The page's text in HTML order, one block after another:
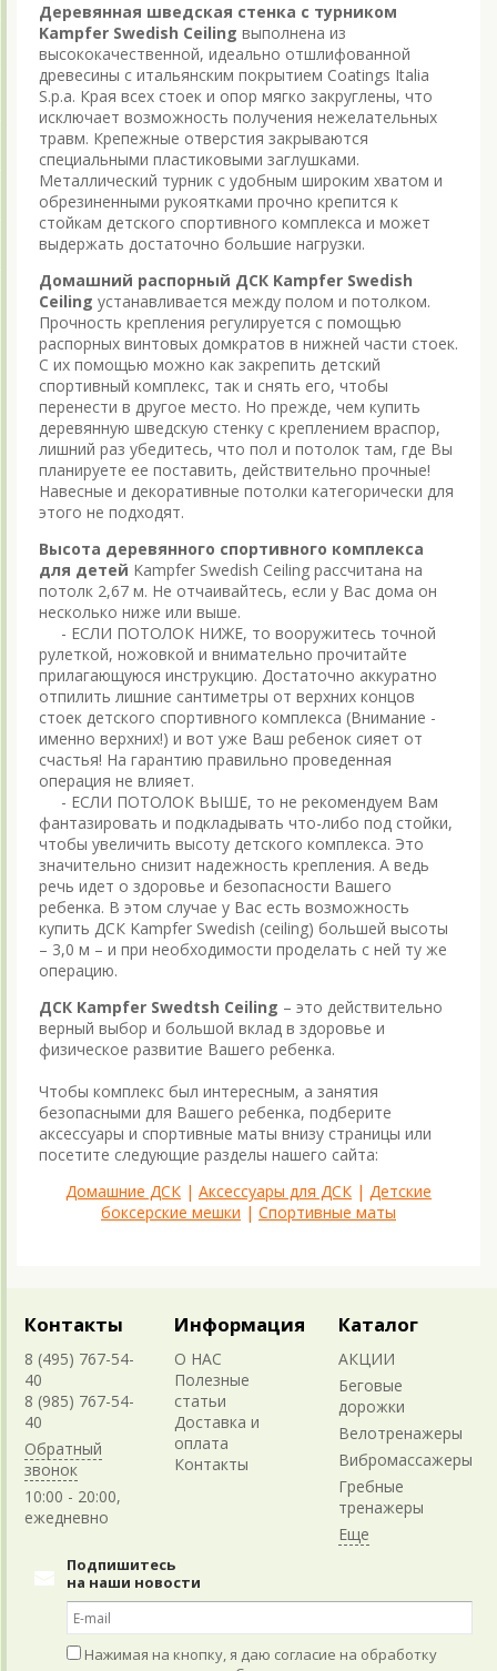
Деревянная шведская стенка с турником
Kampfer Swedish Ceiling выполнена из
высококачественной, идеально отшлифованной
древесины с итальянским покрытием Coatings Italia
S.p.a. Края всех стоек и опор мягко закруглены, что
исключает возможность получения нежелательных
травм. Крепежные отверстия закрываются
специальными пластиковыми заглушками.
Металлический турник с удобным широким хватом и
обрезиненными рукоятками прочно крепится к
стойкам детского спортивного комплекса и может
выдержать достаточно большие нагрузки.
Домашний распорный ДСК Kampfer Swedish
Ceiling устанавливается между полом и потолком.
Прочность крепления регулируется с помощью
распорных винтовых домкратов в нижней части стоек.
С их помощью можно как закрепить детский
спортивный комплекс, так и снять его, чтобы
перенести в другое место. Но прежде, чем купить
деревянную шведскую стенку с креплением враспор,
лишний раз убедитесь, что пол и потолок там, где Вы
планируете ее поставить, действительно прочные!
Навесные и декоративные потолки категорически для
этого не подходят.
Высота деревянного спортивного комплекса
для детей Kampfer Swedish Ceiling рассчитана на
потолк 2,67 м. Не отчаивайтесь, если у Вас дома он
несколько ниже или выше.
- ЕСЛИ ПОТОЛОК НИЖЕ, то вооружитесь точной
рулеткой, ножовкой и внимательно прочитайте
прилагающуюся инструкцию. Достаточно аккуратно
отпилить лишние сантиметры от верхних концов
стоек детского спортивного комплекса (Внимание -
именно верхних!) и вот уже Ваш ребенок сияет от
счастья! На гарантию правильно проведенная
операция не влияет.
- ЕСЛИ ПОТОЛОК ВЫШЕ, то не рекомендуем Вам
фантазировать и подкладывать что-либо под стойки,
чтобы увеличить высоту детского комплекса. Это
значительно снизит надежность крепления. А ведь
речь идет о здоровье и безопасности Вашего
ребенка. В этом случае у Вас есть возможность
купить ДСК Kampfer Swedish (ceiling) большей высоты
– 3,0 м – и при необходимости проделать с ней ту же
операцию.
ДСК Kampfer Swedtsh Ceiling – это действительно
верный выбор и большой вклад в здоровье и
физическое развитие Вашего ребенка.
Чтобы комплекс был интересным, а занятия
безопасными для Вашего ребенка, подберите
аксессуары и спортивные маты внизу страницы или
посетите следующие разделы нашего сайта:
Домашние ДСК | Аксессуары для ДСК | Детские
боксерские мешки | Спортивные маты
Контакты
8 (495) 767-54-
40
8 (985) 767-54-
40
Обратный
звонок
10:00 - 20:00,
ежедневно
Информация
О НАС
Полезные
статьи
Доставка и
оплата
Контакты
Каталог
АКЦИИ
Беговые
дорожки
Велотренажеры
Вибромассажеры
Гребные
тренажеры
Подпишитесь
на наши новости
Нажимая на кнопку, я даю согласие на обработку